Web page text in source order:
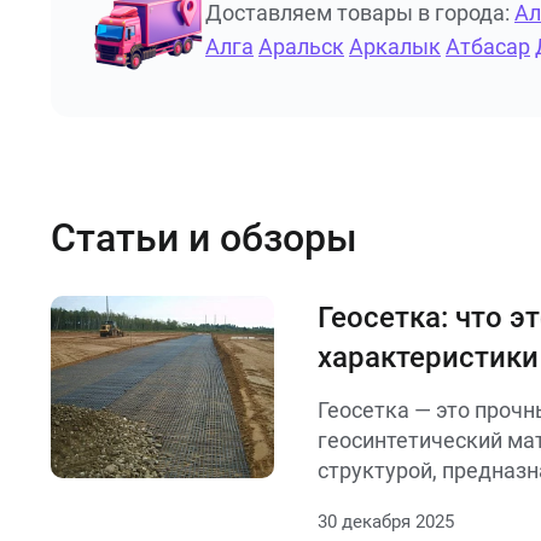
Доставляем товары в города:
Алга Аральск Аркалык Атбасар
Статьи и обзоры
Геосетка: что
Геосетка — это
геосинтетический
структурой,
Она используется в
30 декабря 2025